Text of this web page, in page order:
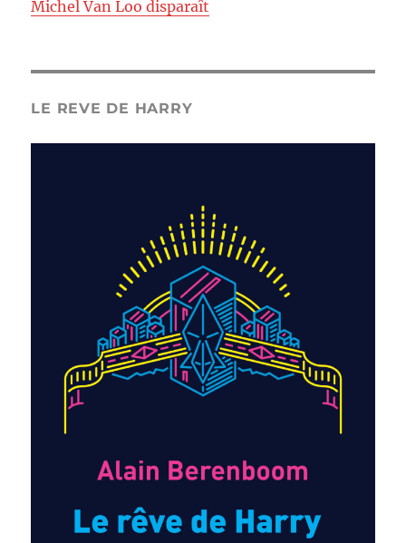
Michel Van Loo disparaît
LE REVE DE HARRY